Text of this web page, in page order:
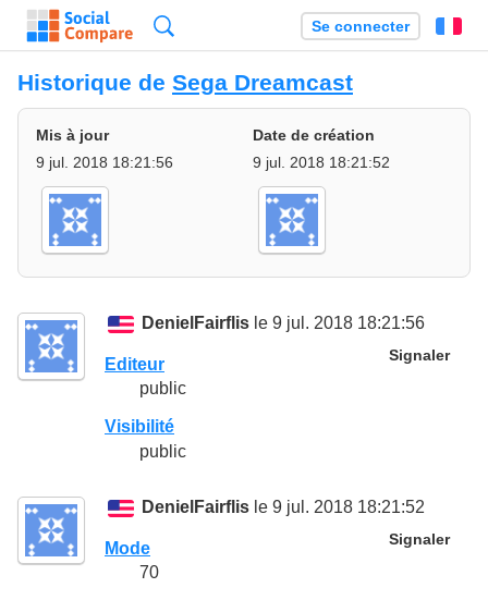
Se connecter
Historique de Sega Dreamcast
Mis à jour
9 jul. 2018 18:21:56
Date de création
9 jul. 2018 18:21:52
DenielFairflis le 9 jul. 2018 18:21:56
Signaler
Editeur
public
Visibilité
public
DenielFairflis le 9 jul. 2018 18:21:52
Signaler
Mode
70